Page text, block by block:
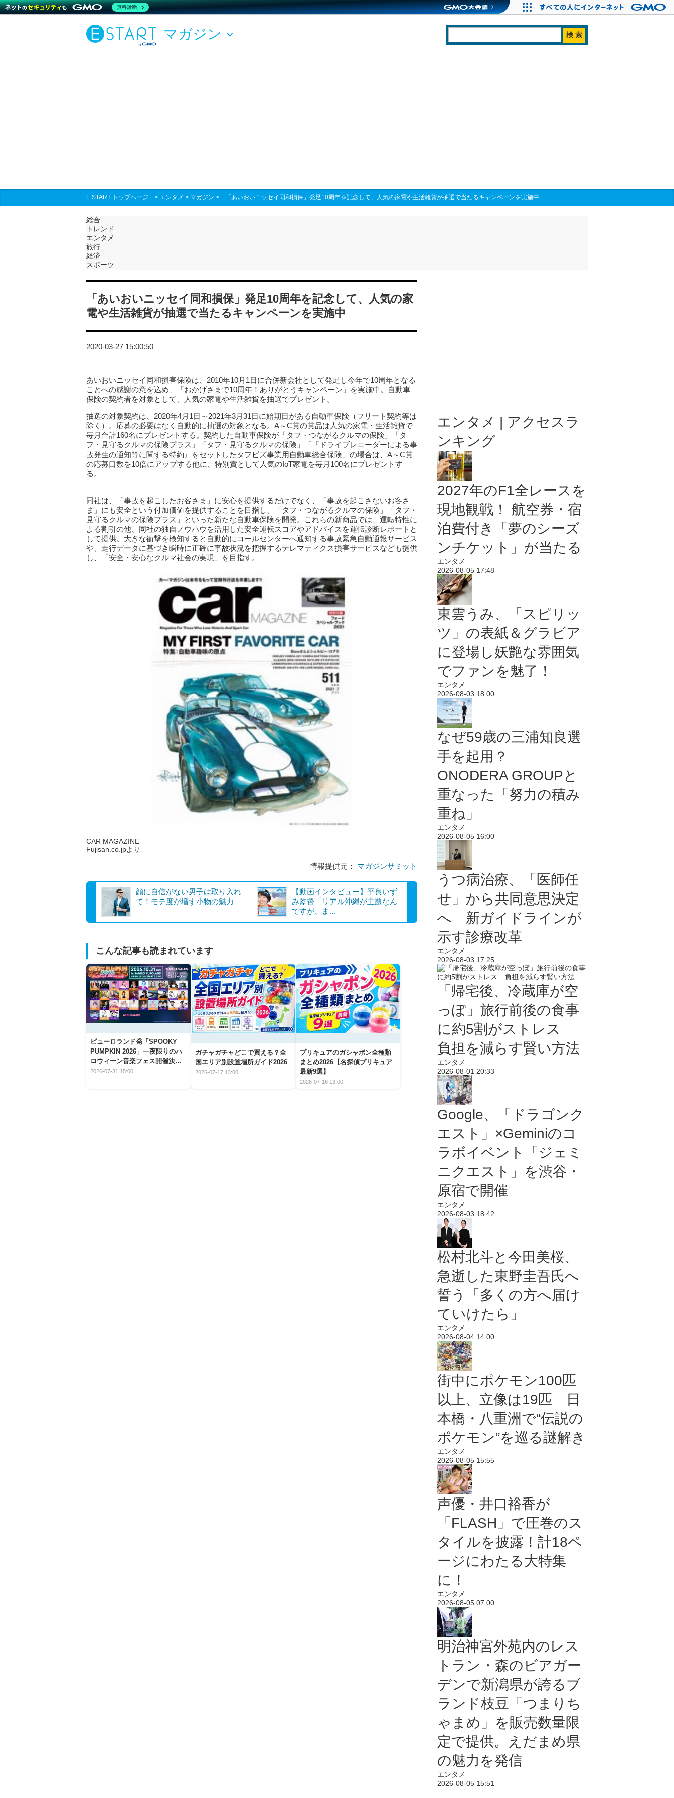
マガジン
E START トップページ > エンタメ > マガジン > 「あいおいニッセイ同和損保」発足10周年を記念して、人気の家電や生活雑貨が抽選で当たるキャンペーンを実施中
総合
トレンド
エンタメ
旅行
経済
スポーツ
「あいおいニッセイ同和損保」発足10周年を記念して、人気の家
電や生活雑貨が抽選で当たるキャンペーンを実施中
2020-03-27 15:00:50
あいおいニッセイ同和損害保険は、2010年10月1日に合併新会社として発足し今年で10周年となる
ことへの感謝の意を込め、「おかげさまで10周年！ありがとうキャンペーン」を実施中。自動車
保険の契約者を対象として、人気の家電や生活雑貨を抽選でプレゼント。
抽選の対象契約は、2020年4月1日～2021年3月31日に始期日がある自動車保険（フリート契約等は
除く）。応募の必要はなく自動的に抽選の対象となる。A～C賞の賞品は人気の家電・生活雑貨で
毎月合計160名にプレゼントする。契約した自動車保険が「タフ・つながるクルマの保険」「タ
フ・見守るクルマの保険プラス」「タフ・見守るクルマの保険」「『ドライブレコーダーによる事
故発生の通知等に関する特約』をセットしたタフビズ事業用自動車総合保険」の場合は、A～C賞
の応募口数を10倍にアップする他に、特別賞として人気のIoT家電を毎月100名にプレゼントす
る。
同社は、「事故を起こしたお客さま」に安心を提供するだけでなく、「事故を起こさないお客さ
ま」にも安全という付加価値を提供することを目指し、「タフ・つながるクルマの保険」「タフ・
見守るクルマの保険プラス」といった新たな自動車保険を開発。これらの新商品では、運転特性に
よる割引の他、同社の独自ノウハウを活用した安全運転スコアやアドバイスを運転診断レポートと
して提供。大きな衝撃を検知すると自動的にコールセンターへ通知する事故緊急自動通報サービス
や、走行データに基づき瞬時に正確に事故状況を把握するテレマティクス損害サービスなども提供
し、「安全・安心なクルマ社会の実現」を目指す。
CAR MAGAZINE
Fujisan.co.jpより
情報提供元： マガジンサミット
顔に自信がない男子は取り入れ
て！モテ度が増す小物の魅力
【動画インタビュー】平良いず
み監督「リアル沖縄が主題なん
ですが、ま...
こんな記事も読まれています
ピューロランド発「SPOOKY
PUMPKIN 2026」一夜限りのハ
ロウィーン音楽フェス開催決
定！
2026-07-31 15:00
ガチャガチャどこで買える？全
国エリア別設置場所ガイド2026
2026-07-17 13:00
プリキュアのガシャポン全種類
まとめ2026【名探偵プリキュア
最新9選】
2026-07-16 13:00
エンタメ | アクセスラ
ンキング
2027年のF1全レースを
現地観戦！ 航空券・宿
泊費付き「夢のシーズ
ンチケット」が当たる
エンタメ
2026-08-05 17:48
東雲うみ、「スピリッ
ツ」の表紙＆グラビア
に登場し妖艶な雰囲気
でファンを魅了！
エンタメ
2026-08-03 18:00
なぜ59歳の三浦知良選
手を起用？
ONODERA GROUPと
重なった「努力の積み
重ね」
エンタメ
2026-08-05 16:00
うつ病治療、「医師任
せ」から共同意思決定
へ 新ガイドラインが
示す診療改革
エンタメ
2026-08-03 17:25
「帰宅後、冷蔵庫が空
っぽ」旅行前後の食事
に約5割がストレス
負担を減らす賢い方法
エンタメ
2026-08-01 20:33
Google、「ドラゴンク
エスト」×Geminiのコ
ラボイベント「ジェミ
ニクエスト」を渋谷・
原宿で開催
エンタメ
2026-08-03 18:42
松村北斗と今田美桜、
急逝した東野圭吾氏へ
誓う「多くの方へ届け
ていけたら」
エンタメ
2026-08-04 14:00
街中にポケモン100匹
以上、立像は19匹 日
本橋・八重洲で“伝説の
ポケモン”を巡る謎解き
エンタメ
2026-08-05 15:55
声優・井口裕香が
「FLASH」で圧巻のス
タイルを披露！計18ペ
ージにわたる大特集
に！
エンタメ
2026-08-05 07:00
明治神宮外苑内のレス
トラン・森のビアガー
デンで新潟県が誇るブ
ランド枝豆「つまりち
ゃまめ」を販売数量限
定で提供。えだまめ県
の魅力を発信
エンタメ
2026-08-05 15:51
無料診断